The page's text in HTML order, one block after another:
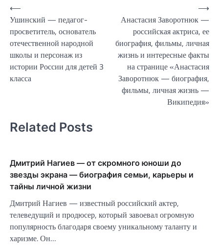
Навигация
по
записям
⟵
Ушинский — педагог-
просветитель, основатель
отечественной народной
школы и персонаж из
истории России для детей 3
класса
Анастасия Заворотнюк —
российская актриса, ее
биография, фильмы, личная
жизнь и интересные факты
на странице «Анастасия
Заворотнюк — биография,
фильмы, личная жизнь —
Википедия»
⟶
Related Posts
Дмитрий Нагиев — от скромного юноши до
звезды экрана — биография семьи, карьеры и
тайны личной жизни
Дмитрий Нагиев — известный российский актер,
телеведущий и продюсер, который завоевал огромную
популярность благодаря своему уникальному таланту и
харизме. Он…